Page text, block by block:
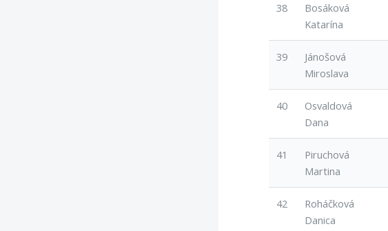
38
Bosáková
Katarína
39
Jánošová
Miroslava
40
Osvaldová
Dana
41
Piruchová
Martina
42
Roháčková
Danica